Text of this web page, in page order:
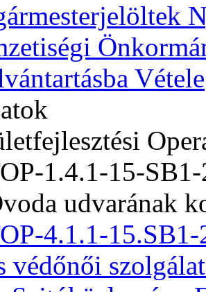
Vétele
1.4.1-15-
udvarának
4.1.1-
védőnői